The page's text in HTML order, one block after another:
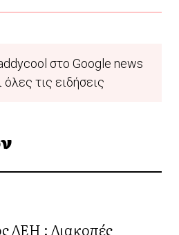
στο Google news
τις ειδήσεις
ΔΕΗ : Διακοπές